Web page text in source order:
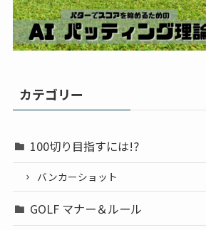
カテゴリー
100切り目指すには!?
バンカーショット
GOLF マナー＆ルール